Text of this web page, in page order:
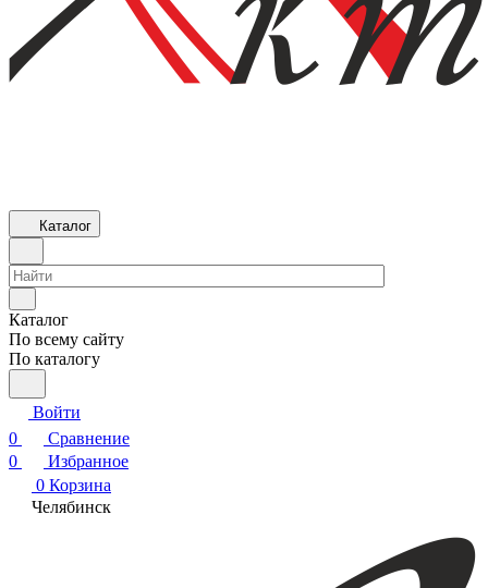
Каталог
Каталог
По всему сайту
По каталогу
Войти
0
Сравнение
0
Избранное
0 Корзина
Челябинск